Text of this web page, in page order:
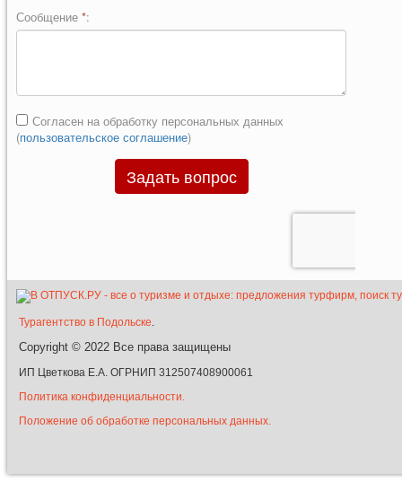
Турагентство в Подольске.
Copyright © 2022 Все права защищены
ИП Цветкова Е.А. ОГРНИП 312507408900061
Политика конфиденциальности.
Положение об обработке персональных данных.